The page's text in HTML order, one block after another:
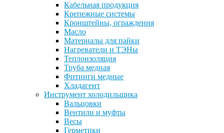
Кабельная продукция
Крепежные системы
Кронштейны, ограждения
Масло
Материалы для пайки
Нагреватели и ТЭНы
Теплоизоляция
Труба медная
Фитинги медные
Хладагент
Инструмент холодильщика
Вальцовки
Вентили и муфты
Весы
Герметики